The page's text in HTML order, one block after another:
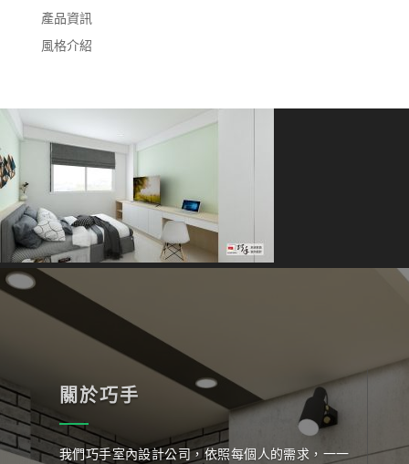
產品資訊
風格介紹
關於巧手
我們巧手室內設計公司，依照每個人的需求，一一